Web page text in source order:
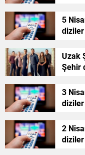
5
Uzak
Şehir
3
2